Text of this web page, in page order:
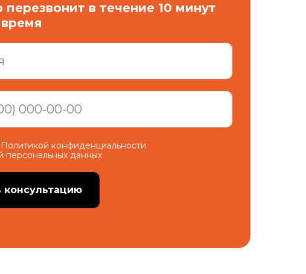
в течение 10 минут
конфиденциальности
персональных данных
консультацию